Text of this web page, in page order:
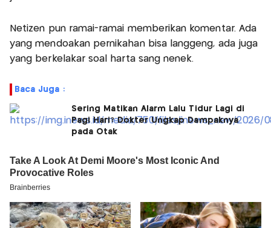
Netizen pun ramai-ramai memberikan komentar. Ada
yang mendoakan pernikahan bisa langgeng, ada juga
yang berkelakar soal harta sang nenek.
Baca Juga :
Sering Matikan Alarm Lalu Tidur Lagi di
Pagi Hari? Dokter Ungkap Dampaknya
pada Otak